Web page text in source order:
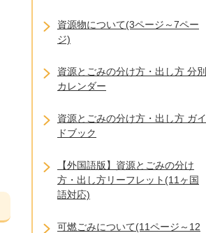
資源物について(3ページ～7ペー
ジ)
資源とごみの分け方・出し方 分別
カレンダー
資源とごみの分け方・出し方 ガイ
ドブック
【外国語版】資源とごみの分け
方・出し方リーフレット(11ヶ国
語対応)
可燃ごみについて(11ページ～12